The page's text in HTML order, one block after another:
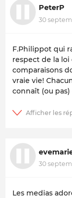
PeterP
30
F.Philippot qui
respect de la loi
comparaisons
vraie vie!
connaît (ou
30
Les medias